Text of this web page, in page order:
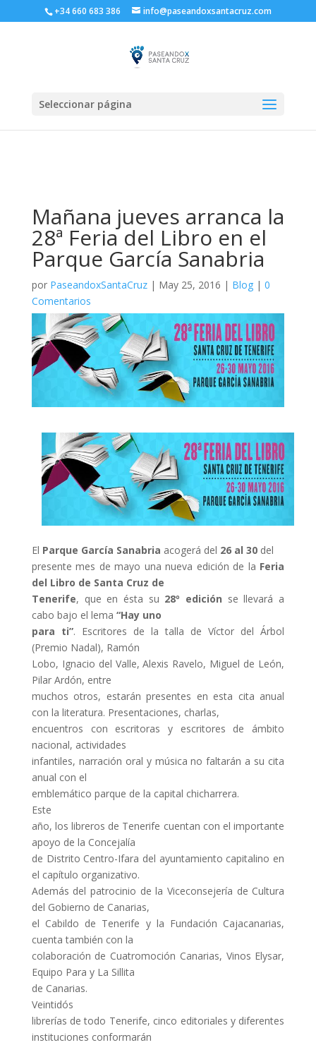
+34 660 683 386 info@paseandoxsantacruz.com
Seleccionar página
Mañana jueves arranca la
28ª Feria del Libro en el
Parque García Sanabria
por PaseandoxSantaCruz| May 25, 2016 | Blog| 0
Comentarios
El Parque García Sanabria acogerá del 26 al 30del
presente mes de mayo una nueva edición de la Feria
del Libro de Santa Cruz de
Tenerife, que en ésta su 28º edición se llevará a
cabo bajo el lema “Hay uno
para ti”. Escritores de la talla de Víctor del Árbol
(Premio Nadal), Ramón
Lobo, Ignacio del Valle, Alexis Ravelo, Miguel de León,
Pilar Ardón, entre
muchos otros, estarán presentes en esta cita anual
con la literatura. Presentaciones, charlas,
encuentros con escritoras y escritores de ámbito
nacional, actividades
infantiles, narración oral y música no faltarán a su cita
anual con el
emblemático parque de la capital chicharrera.
Este
año, los libreros de Tenerife cuentan con el importante
apoyo de la Concejalía
de Distrito Centro-Ifara del ayuntamiento capitalino en
el capítulo organizativo.
Además del patrocinio de la Viceconsejería de Cultura
del Gobierno de Canarias,
el Cabildo de Tenerife y la Fundación Cajacanarias,
cuenta también con la
colaboración de Cuatromoción Canarias, Vinos Elysar,
Equipo Para y La Sillita
de Canarias.
Veintidós
librerías de todo Tenerife, cinco editoriales y diferentes
instituciones conformarán